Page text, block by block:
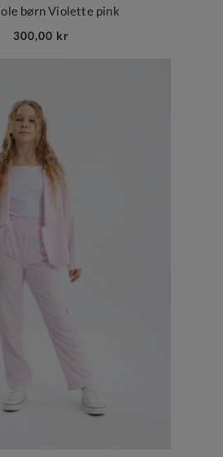
børn Violette pink
300,00 kr